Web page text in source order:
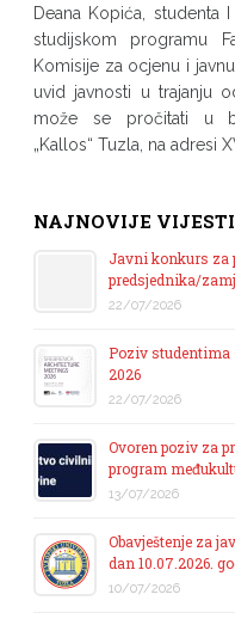
Deana Kopića, studenta
studijskom programu
Komisije za ocjenu i
uvid javnosti u trajanju
može se pročitati u
„Kallos“ Tuzla, na adresi
NAJNOVIJE VIJESTI
Javni konkurs za
predsjednika/
22/07/2026
Poziv studentima
2026
22/07/2026
Ovoren poziv za
program
13/07/2026
Obavještenje za
dan 10.07.2026.
10/07/2026